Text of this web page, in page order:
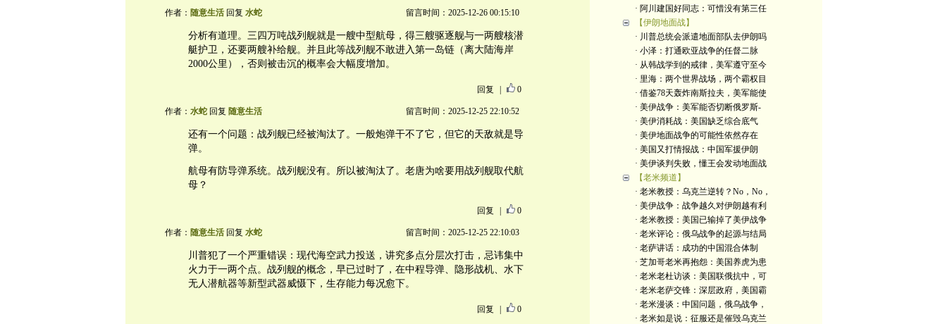
作者： 随意生活回复 水蛇 留言时间：2025-12-26 00:15:10
分析有道理。三四万吨战列舰就是一艘中型航母，得三艘驱逐舰与一两艘核潜
艇护卫，还要两艘补给舰。并且此等战列舰不敢进入第一岛链（离大陆海岸
2000公里），否则被击沉的概率会大幅度增加。
回复 0
作者： 水蛇回复 随意生活 留言时间：2025-12-25 22:10:52
还有一个问题：战列舰已经被淘汰了。一般炮弹干不了它，但它的天敌就是导
弹。
航母有防导弹系统。战列舰没有。所以被淘汰了。老唐为啥要用战列舰取代航
母？
回复 0
作者： 随意生活回复 水蛇 留言时间：2025-12-25 22:10:03
川普犯了一个严重错误：现代海空武力投送，讲究多点分层次打击，忌讳集中
火力于一两个点。战列舰的概念，早已过时了，在中程导弹、隐形战机、水下
无人潜航器等新型武器威慑下，生存能力每况愈下。
回复 0
· 阿川建国好同志：可惜没有第三任
【伊朗地面战】
· 川普总统会派遣地面部队去伊朗吗
· 小泽：打通欧亚战争的任督二脉
· 从韩战学到的戒律，美军遵守至今
· 里海：两个世界战场，两个霸权目
· 借鉴78天轰炸南斯拉夫，美军能使
· 美伊战争：美军能否切断俄罗斯-
· 美伊消耗战：美国缺乏综合底气
· 美伊地面战争的可能性依然存在
· 美国又打情报战：中国军援伊朗
· 美伊谈判失败，懂王会发动地面战
【老米频道】
· 老米教授：乌克兰逆转？No，No，
· 美伊战争：战争越久对伊朗越有利
· 老米教授：美国已输掉了美伊战争
· 老米评论：俄乌战争的起源与结局
· 老萨讲话：成功的中国混合体制
· 芝加哥老米再抱怨：美国养虎为患
· 老米老杜访谈：美国联俄抗中，可
· 老米老萨交锋：深层政府，美国霸
· 老米漫谈：中国问题，俄乌战争，
· 老米如是说：征服还是催毁乌克兰